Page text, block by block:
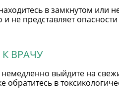
в замкнутом или
и не представляет
ВРАЧУ
выйдите на
обратитесь в